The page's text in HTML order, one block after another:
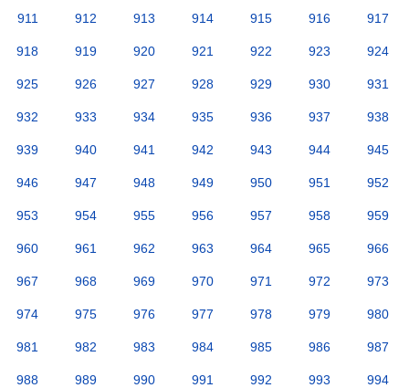
911 912 913 914 915 916 917
918 919 920 921 922 923 924
925 926 927 928 929 930 931
932 933 934 935 936 937 938
939 940 941 942 943 944 945
946 947 948 949 950 951 952
953 954 955 956 957 958 959
960 961 962 963 964 965 966
967 968 969 970 971 972 973
974 975 976 977 978 979 980
981 982 983 984 985 986 987
988 989 990 991 992 993 994